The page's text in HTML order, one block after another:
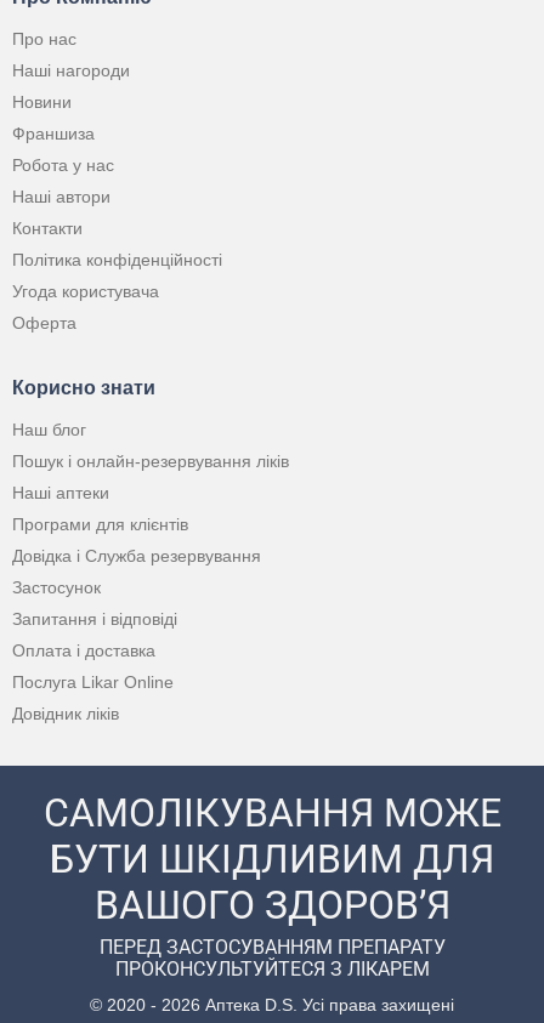
Про нас
Наші нагороди
Новини
Франшиза
Робота у нас
Наші автори
Контакти
Політика конфіденційності
Угода користувача
Оферта
Корисно знати
Наш блог
Пошук і онлайн-резервування ліків
Наші аптеки
Програми для клієнтів
Довідка і Служба резервування
Застосунок
Запитання і відповіді
Оплата і доставка
Послуга Likar Online
Довідник ліків
САМОЛІКУВАННЯ МОЖЕ
БУТИ ШКІДЛИВИМ ДЛЯ
ВАШОГО ЗДОРОВ’Я
ПЕРЕД ЗАСТОСУВАННЯМ ПРЕПАРАТУ
ПРОКОНСУЛЬТУЙТЕСЯ З ЛІКАРЕМ
© 2020 - 2026 Аптека D.S. Усі права захищені